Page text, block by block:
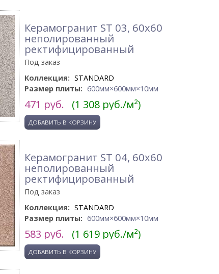
Керамогранит ST 03, 60x60
неполированный
ректифицированный
Под заказ
Коллекция: STANDARD
Размер плиты: 600мм×600мм×10мм
471 руб. (1 308 руб./м²)
Керамогранит ST 04, 60x60
неполированный
ректифицированный
Под заказ
Коллекция: STANDARD
Размер плиты: 600мм×600мм×10мм
583 руб. (1 619 руб./м²)